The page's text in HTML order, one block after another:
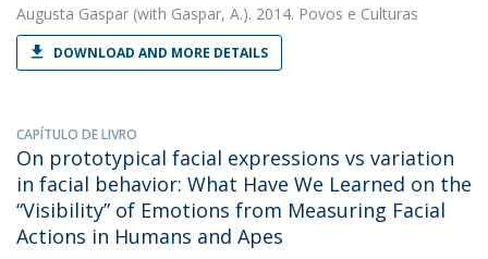
Augusta Gaspar (with Gaspar, A.). 2014. Povos e Culturas
DOWNLOAD AND MORE DETAILS
CAPÍTULO DE LIVRO
On prototypical facial expressions vs variation
in facial behavior: What Have We Learned on the
“Visibility” of Emotions from Measuring Facial
Actions in Humans and Apes